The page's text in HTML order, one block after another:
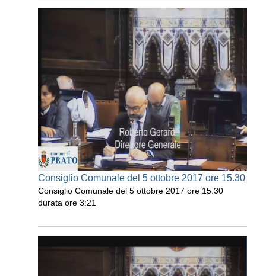
Consiglio Comunale del 5 ottobre 2017 ore 15.30
Consiglio Comunale del 5 ottobre 2017 ore 15.30
durata ore 3:21